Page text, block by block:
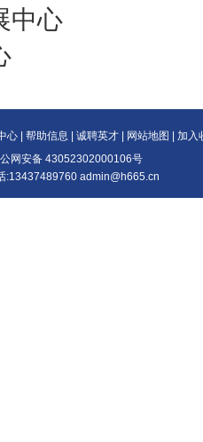
中心
心 帮助信息 诚聘英才 网站地图
加入
网安备 43052302000106号
:13437489760 admin@h665.cn